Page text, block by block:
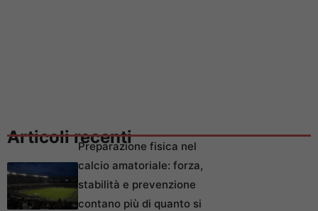
Articoli recentiPreparazione fisica nel
calcio amatoriale: forza,
stabilità e prevenzione
contano più di quanto si